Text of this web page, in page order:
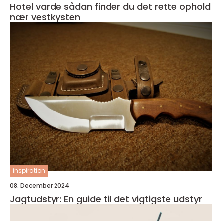
Hotel varde sådan finder du det rette ophold
nær vestkysten
inspiration
08. December 2024
Jagtudstyr: En guide til det vigtigste udstyr